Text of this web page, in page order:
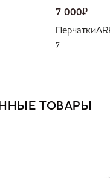
7 000₽
Перчатки
7
ТОВАРЫ